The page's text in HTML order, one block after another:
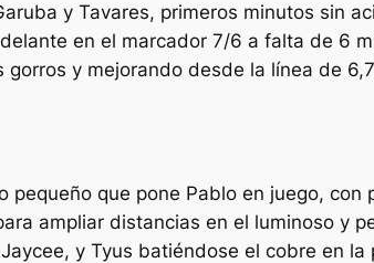
y Tavares, primeros minutos sin
en el marcador 7/6 a falta de 6
y mejorando desde la línea de
pequeño que pone Pablo en juego,
ampliar distancias en el luminoso y
y Tyus batiéndose el cobre en